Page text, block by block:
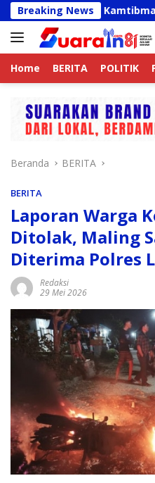
Langsung
ke
konten
Breaking News
Jaga Kamtibmas Jelang
Home BERITA POLITIK
Beranda BERITA
BERITA
Laporan Warga
Ditolak, Maling
Diterima Polres
Redaksi
29 Mei 2026